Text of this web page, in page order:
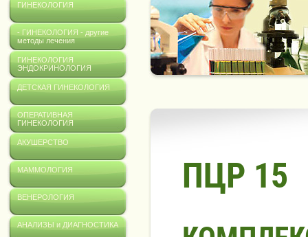
ГИНЕКОЛОГИЯ
- ГИНЕКОЛОГИЯ - другие
методы лечения
ГИНЕКОЛОГИЯ
ЭНДОКРИНОЛОГИЯ
ДЕТСКАЯ ГИНЕКОЛОГИЯ
ОПЕРАТИВНАЯ
ГИНЕКОЛОГИЯ
АКУШЕРСТВО
МАММОЛОГИЯ
ВЕНЕРОЛОГИЯ
АНАЛИЗЫ и ДИАГНОСТИКА
ПЦР 15